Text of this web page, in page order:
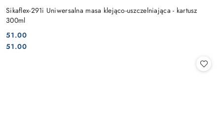
Sikaflex-291i Uniwersalna masa klejąco-uszczelniająca - kartusz
300ml
Cena:
51.00
Cena:
51.00